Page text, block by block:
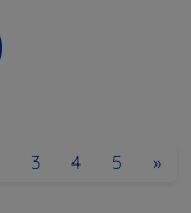
3 4 5 »